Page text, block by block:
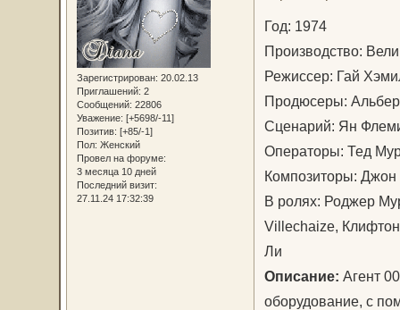
Зарегистрирован: 20.02.13
Приглашений: 2
Сообщений: 22806
Уважение: [+5698/-11]
Позитив: [+85/-1]
Пол: Женский
Провел на форуме:
3 месяца 10 дней
Последний визит:
27.11.24 17:32:39
Год: 1974
Производство:
Режиссер: Гай
Продюсеры:
Сценарий: Ян
Операторы: Тед
Композиторы:
В ролях: Роджер
Villechaize,
Ли
Описание: Агент
оборудование, с